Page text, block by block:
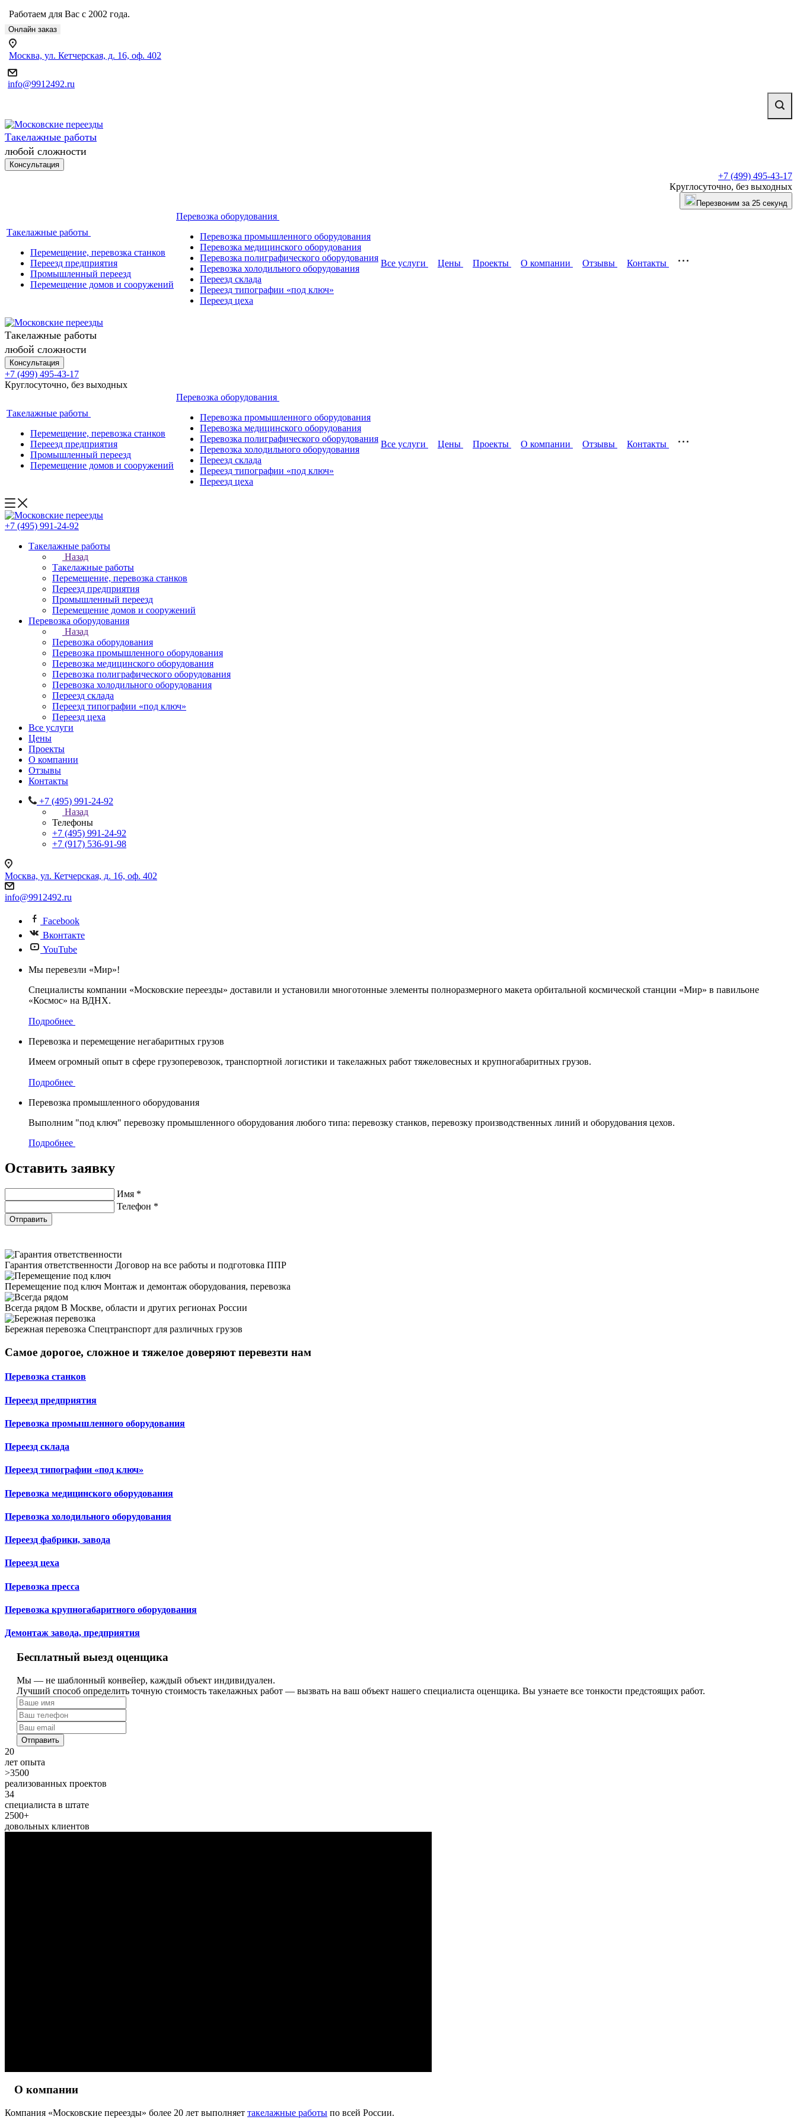
Работаем для Вас с 2002 года.
Онлайн заказ
Москва, ул. Кетчерская, д. 16, оф. 402
info@9912492.ru
Такелажные работы
любой сложности
Консультация
+7 (499) 495-43-17
Круглосуточно, без выходных
Перезвоним за 25 секунд
Такелажные работы
Перемещение, перевозка станков
Переезд предприятия
Промышленный переезд
Перемещение домов и сооружений
Перевозка оборудования
Перевозка промышленного оборудования
Перевозка медицинского оборудования
Перевозка полиграфического оборудования
Перевозка холодильного оборудования
Переезд склада
Переезд типографии «под ключ»
Переезд цеха
Все услуги Цены Проекты О компании Отзывы Контакты
Такелажные работы
любой сложности
Консультация
+7 (499) 495-43-17
Круглосуточно, без выходных
Такелажные работы
Перемещение, перевозка станков
Переезд предприятия
Промышленный переезд
Перемещение домов и сооружений
Перевозка оборудования
Перевозка промышленного оборудования
Перевозка медицинского оборудования
Перевозка полиграфического оборудования
Перевозка холодильного оборудования
Переезд склада
Переезд типографии «под ключ»
Переезд цеха
Все услуги Цены Проекты О компании Отзывы Контакты
+7 (495) 991-24-92
Такелажные работы
Назад
Такелажные работы
Перемещение, перевозка станков
Переезд предприятия
Промышленный переезд
Перемещение домов и сооружений
Перевозка оборудования
Назад
Перевозка оборудования
Перевозка промышленного оборудования
Перевозка медицинского оборудования
Перевозка полиграфического оборудования
Перевозка холодильного оборудования
Переезд склада
Переезд типографии «под ключ»
Переезд цеха
Все услуги
Цены
Проекты
О компании
Отзывы
Контакты
+7 (495) 991-24-92
Назад
Телефоны
+7 (495) 991-24-92
+7 (917) 536-91-98
Москва, ул. Кетчерская, д. 16, оф. 402
info@9912492.ru
Facebook
Вконтакте
YouTube
Мы перевезли «Мир»!
Специалисты компании «Московские переезды» доставили и установили многотонные элементы полноразмерного макета орбитальной космической станции «Мир» в павильоне
«Космос» на ВДНХ.
Подробнее
Перевозка и перемещение негабаритных грузов
Имеем огромный опыт в сфере грузоперевозок, транспортной логистики и такелажных работ тяжеловесных и крупногабаритных грузов.
Подробнее
Перевозка промышленного оборудования
Выполним "под ключ" перевозку промышленного оборудования любого типа: перевозку станков, перевозку производственных линий и оборудования цехов.
Подробнее
Оставить заявку
Имя *
Телефон *
Отправить
Гарантия ответственности Договор на все работы и подготовка ППР
Перемещение под ключ Монтаж и демонтаж оборудования, перевозка
Всегда рядом В Москве, области и других регионах России
Бережная перевозка Спецтранспорт для различных грузов
Самое дорогое, сложное и тяжелое доверяют перевезти нам
Перевозка станков
Переезд предприятия
Перевозка промышленного оборудования
Переезд склада
Переезд типографии «под ключ»
Перевозка медицинского оборудования
Перевозка холодильного оборудования
Переезд фабрики, завода
Переезд цеха
Перевозка пресса
Перевозка крупногабаритного оборудования
Демонтаж завода, предприятия
Бесплатный выезд оценщика
Мы — не шаблонный конвейер, каждый объект индивидуален.
Лучший способ определить точную стоимость такелажных работ — вызвать на ваш объект нашего специалиста оценщика. Вы узнаете все тонкости предстоящих работ.
Отправить
20
лет опыта
>3500
реализованных проектов
34
специалиста в штате
2500+
довольных клиентов
О компании
Компания «Московские переезды» более 20 лет выполняет такелажные работы по всей России.